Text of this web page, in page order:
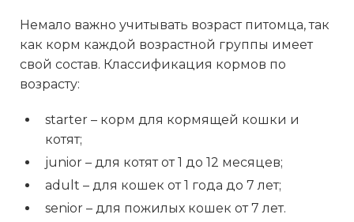
Немало важно учитывать возраст питомца, так
как корм каждой возрастной группы имеет
свой состав. Классификация кормов по
возрасту:
starter – корм для кормящей кошки и
котят;
junior – для котят от 1 до 12 месяцев;
adult – для кошек от 1 года до 7 лет;
senior – для пожилых кошек от 7 лет.